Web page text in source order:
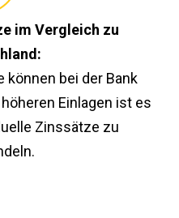
im Vergleich zu
können bei der Bank
Einlagen ist es
Zinssätze zu